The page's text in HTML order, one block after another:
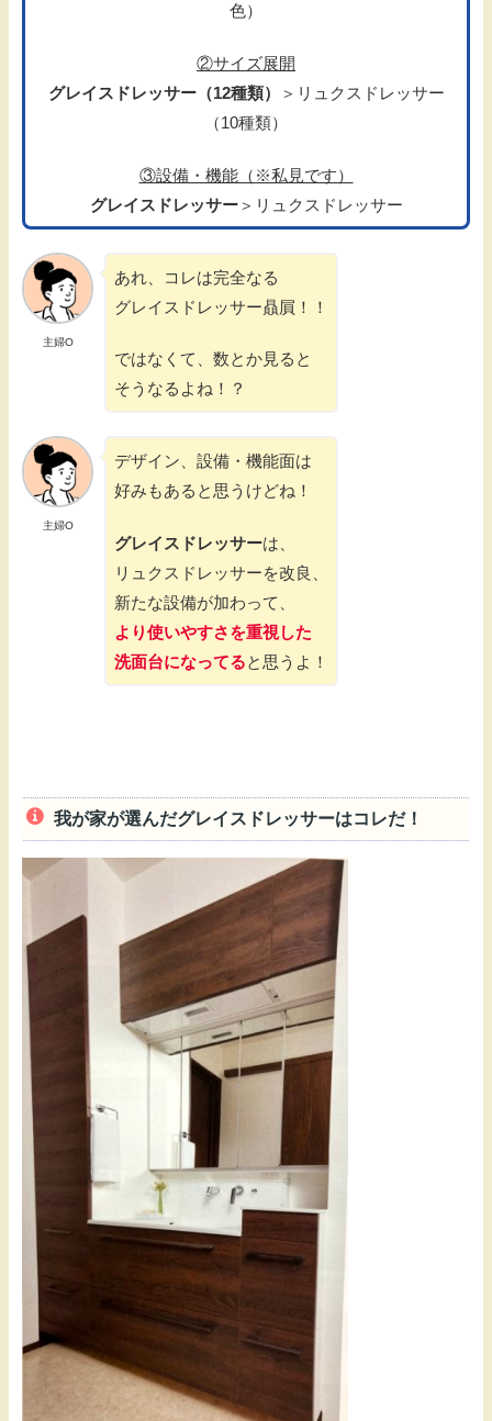
色）
②サイズ展開
グレイスドレッサー（12種類）
＞リュクスドレッサー
（10種類）
③設備・機能（※私見です）
グレイスドレッサー＞リュクスドレッサー
主婦O
あれ、コレは完全なる
グレイスドレッサー贔屓！！
ではなくて、数とか見ると
そうなるよね！？
主婦O
デザイン、設備・機能面は
好みもあると思うけどね！
グレイスドレッサーは、
リュクスドレッサーを改良、
新たな設備が加わって、
より使いやすさを重視した
洗面台になってると思うよ！
我が家が選んだグレイスドレッサーはコレだ！